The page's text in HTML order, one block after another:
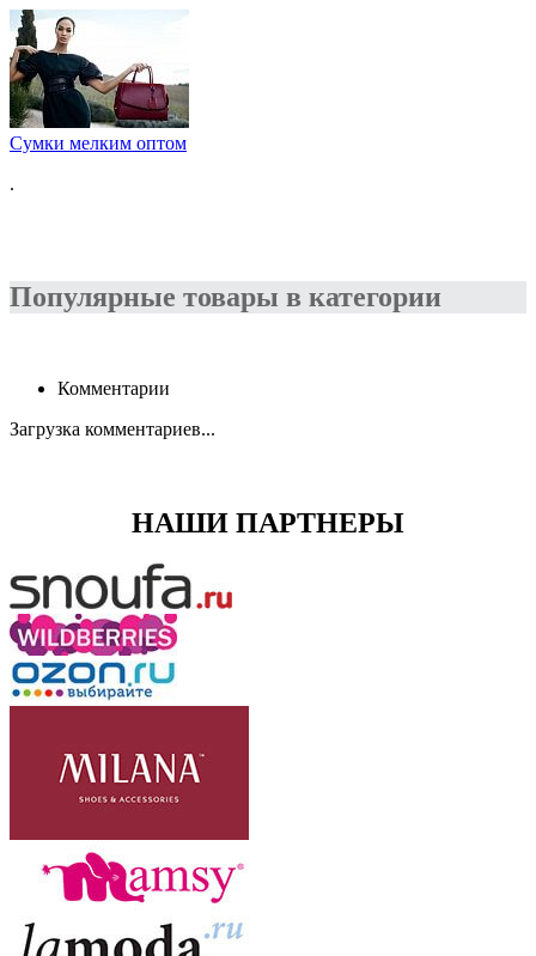
Сумки мелким оптом
.
Популярные товары в категории
Комментарии
Загрузка комментариев...
НАШИ ПАРТНЕРЫ